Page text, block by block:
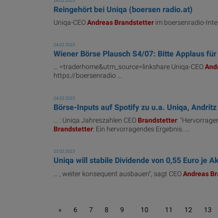
Reingehört bei Uniqa (boersen radio.at)
Uniqa-CEOAndreas Brandstetterim boersenradio-
24.02.2023
Wiener Börse Plausch S4/07: Bitte Applaus
... =traderhome&utm_source=linkshare Uniqa-CEO
https://boersenradio ...
24.02.2023
Börse-Inputs auf Spotify zu u.a. Uniqa,
... : Uniqa Jahreszahlen CEO Brandstetter:
Brandstetter: Ein hervorragendes Ergebnis. ...
23.02.2023
Uniqa will stabile Dividende von 0,55 Euro je
... , weiter konsequent ausbauen“, sagt CEOAndreas
« 6 7 8 9 10 11 12 13